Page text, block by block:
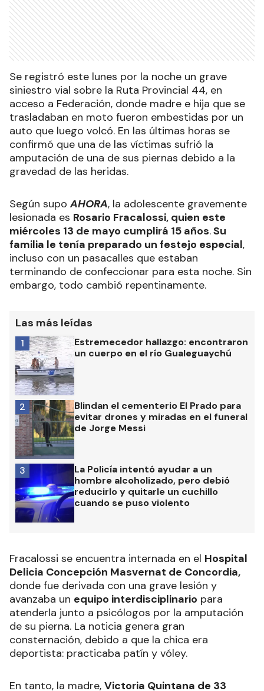
Se registró este lunes por la noche un grave
siniestro vial sobre la Ruta Provincial 44, en
acceso a Federación, donde madre e hija que se
trasladaban en moto fueron embestidas por un
auto que luego volcó. En las últimas horas se
confirmó que una de las víctimas sufrió la
amputación de una de sus piernas debido a la
gravedad de las heridas.
Según supoAHORA, la adolescente gravemente
lesionada es Rosario Fracalossi, quien este
miércoles 13 de mayo cumplirá 15 años.Su
familia le tenía preparado un festejo especial,
incluso con un pasacalles que estaban
terminando de confeccionar para esta noche. Sin
embargo, todo cambió repentinamente.
Las más leídas
Estremecedor hallazgo: encontraron
un cuerpo en el río Gualeguaychú
1
Blindan el cementerio El Prado para
evitar drones y miradas en el funeral
de Jorge Messi
2
La Policía intentó ayudar a un
hombre alcoholizado, pero debió
reducirlo y quitarle un cuchillo
cuando se puso violento
3
Fracalossi se encuentra internada en el Hospital
Delicia Concepción Masvernat de Concordia,
donde fue derivada con una grave lesión y
avanzaba un equipo interdisciplinario para
atenderla junto a psicólogos por la amputación
de su pierna. La noticia genera gran
consternación, debido a que la chica era
deportista: practicaba patín y vóley.
En tanto, la madre, Victoria Quintana de 33